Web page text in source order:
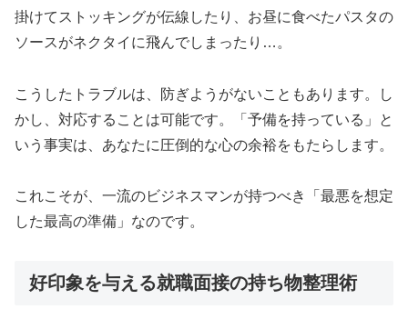
掛けてストッキングが伝線したり、お昼に食べたパスタの
ソースがネクタイに飛んでしまったり…。
こうしたトラブルは、防ぎようがないこともあります。し
かし、対応することは可能です。「予備を持っている」と
いう事実は、あなたに圧倒的な心の余裕をもたらします。
これこそが、一流のビジネスマンが持つべき「最悪を想定
した最高の準備」なのです。
好印象を与える就職面接の持ち物整理術